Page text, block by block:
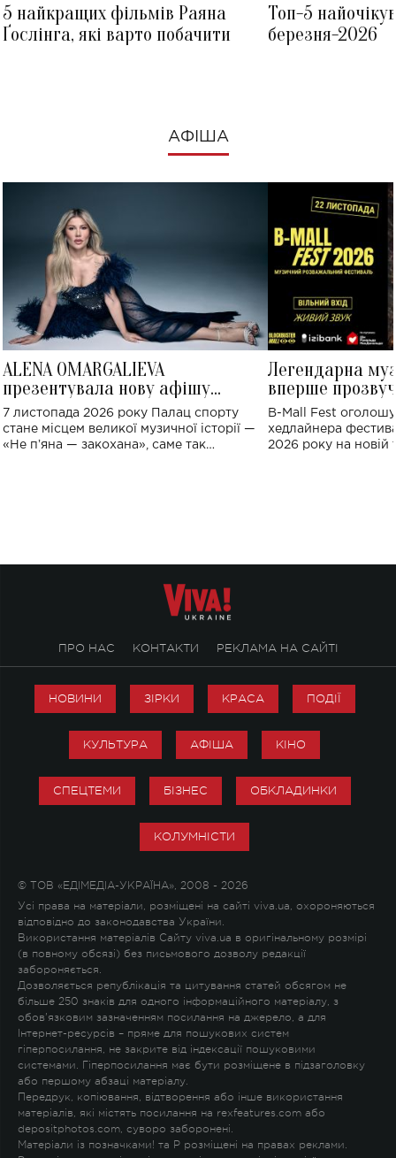
5 найкращих фільмів Раяна
Ґослінга, які варто побачити
Топ-5
березня-2026
АФІША
ALENA OMARGALIEVA
презентувала нову афішу
великого концерту в Палаці
спорту
7 листопада 2026 року Палац спорту
стане місцем великої музичної історії —
«Не пʼяна — закохана», саме так
Легендарна
вперше
Україні: де
B-Mall Fest
хедлайнера
2026 року на новій
ПРО НАС КОНТАКТИ РЕКЛАМА НА САЙТІ
НОВИНИ ЗІРКИ КРАСА ПОДІЇ
КУЛЬТУРА АФІША КІНО
СПЕЦТЕМИ БІЗНЕС ОБКЛАДИНКИ
КОЛУМНІСТИ
© ТОВ «ЕДІМЕДІА-УКРАЇНА», 2008 - 2026
Усі права на матеріали, розміщені на сайті viva.ua, охороняються
відповідно до законодавства України.
Використання матеріалів Сайту viva.ua в оригінальному розмірі
(в повному обсязі) без письмового дозволу редакції
забороняється.
Дозволяється републікація та цитування статей обсягом не
більше 250 знаків для одного інформаційного матеріалу, з
обов'язковим зазначенням посилання на джерело, а для
Інтернет-ресурсів – пряме для пошукових систем
гіперпосилання, не закрите від індексації пошуковими
системами. Гіперпосилання має бути розміщене в підзаголовку
або першому абзаці матеріалу.
Передрук, копіювання, відтворення або інше використання
матеріалів, які містять посилання на rexfeatures.com або
depositphotos.com, суворо заборонені.
Матеріали із позначками! та P розміщені на правах реклами.